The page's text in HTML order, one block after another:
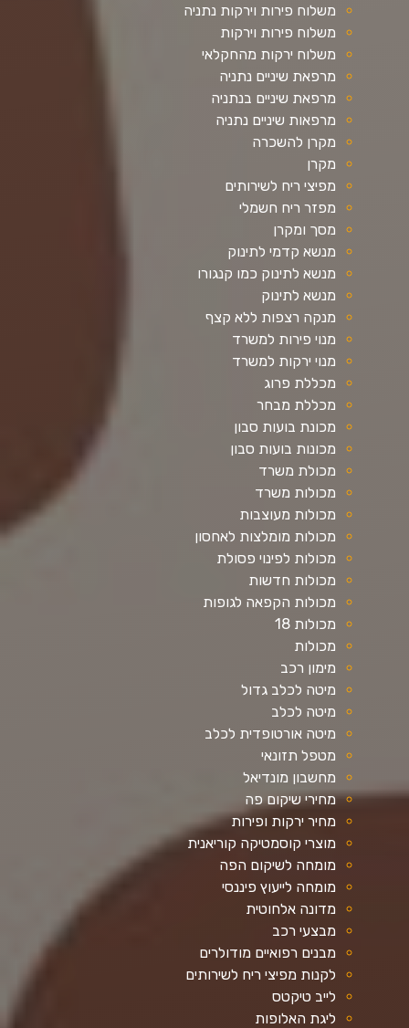
משלוח פירות וירקות נתניה
משלוח פירות וירקות
משלוח ירקות מהחקלאי
מרפאת שיניים נתניה
מרפאת שיניים בנתניה
מרפאות שיניים נתניה
מקרן להשכרה
מקרן
מפיצי ריח לשירותים
מפזר ריח חשמלי
מסך ומקרן
מנשא קדמי לתינוק
מנשא לתינוק כמו קנגורו
מנשא לתינוק
מנקה רצפות ללא קצף
מנוי פירות למשרד
מנוי ירקות למשרד
מכללת פרוג
מכללת מבחר
מכונת בועות סבון
מכונות בועות סבון
מכולת משרד
מכולות משרד
מכולות מעוצבות
מכולות מומלצות לאחסון
מכולות לפינוי פסולת
מכולות חדשות
מכולות הקפאה לגופות
מכולות 18
מכולות
מימון רכב
מיטה לכלב גדול
מיטה לכלב
מיטה אורטופדית לכלב
מטפל תזונאי
מחשבון מונדיאל
מחירי שיקום פה
מחיר ירקות ופירות
מוצרי קוסמטיקה קוריאנית
מומחה לשיקום הפה
מומחה לייעוץ פיננסי
מדונה אלחוטית
מבצעי רכב
מבנים רפואיים מודולרים
לקנות מפיצי ריח לשירותים
לייב טיקטס
ליגת האלופות